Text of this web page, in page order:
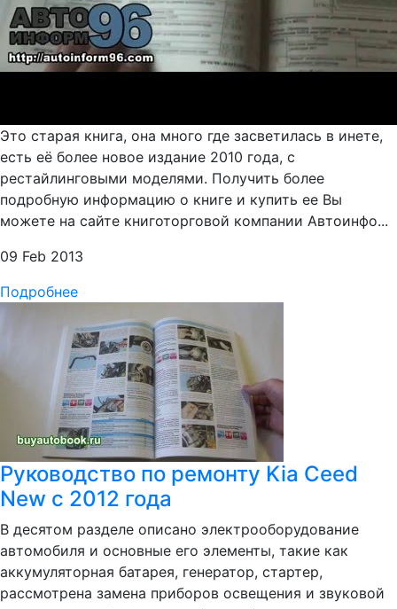
Это старая книга, она много где засветилась в инете,
есть её более новое издание 2010 года, с
рестайлинговыми моделями. Получить более
подробную информацию о книге и купить ее Вы
можете на сайте книготорговой компании Автоинфо...
09 Feb 2013
Подробнее
Руководство по ремонту Kia Ceed
New с 2012 года
В десятом разделе описано электрооборудование
автомобиля и основные его элементы, такие как
аккумуляторная батарея, генератор, стартер,
рассмотрена замена приборов освещения и звуковой